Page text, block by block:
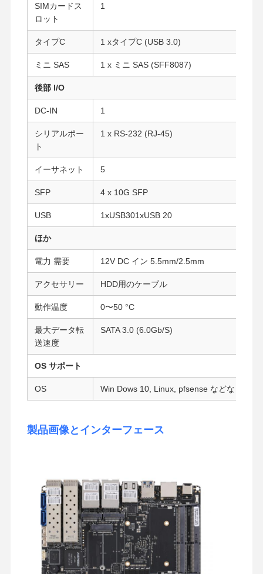
ホーム 製品
品質管理
産業小型PC
1UラックマウントPC
NAS ミニPC
セルロンミニPC
コアミニPC
オフィスミニPC
ファイアウォールのマザーボード
SIMカードス
ロット
1
タイプC 1 xタイプC (USB 3.0)
ミニ SAS 1 x ミニ SAS (SFF8087)
後部 I/O
DC-IN 1
シリアルポー
ト
1 x RS-232 (RJ-45)
イーサネット 5
SFP 4 x 10G SFP
USB 1xUSB301xUSB 20
ほか
電力 需要 12V DC イン 5.5mm/2.5mm
アクセサリー HDD用のケーブル
動作温度 0〜50 °C
最大データ転
送速度
SATA 3.0 (6.0Gb/S)
OS サポート
OS Win Dows 10, Linux, pfsense などなど
製品画像とインターフェース